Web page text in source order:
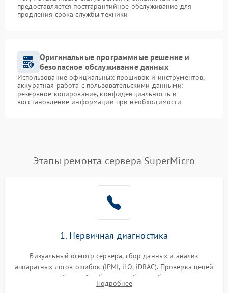
предоставляется постгарантийное обслуживание для
продления срока службы техники
Оригинальные программные решение и
безопасное обслуживание данных
Использование официальных прошивок и инструментов,
аккуратная работа с пользовательскими данными:
резервное копирование, конфиденциальность и
восстановление информации при необходимости
Этапы ремонта сервера SuperMicro
1. Первичная диагностика
Визуальный осмотр сервера, сбор данных и анализ
аппаратных логов ошибок (IPMI, iLO, iDRAC). Проверка цепей
питания и базовой работоспособности без вскрытия
корпуса для быстрой локализации сбоя.
Подробнее